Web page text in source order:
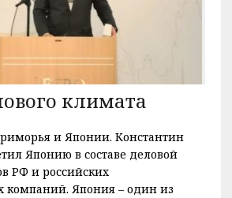
климата
и Японии. Константин
Японию в составе деловой
РФ и российских
компаний. Япония – один из